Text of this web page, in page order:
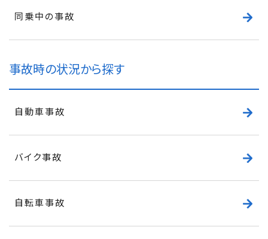
同乗中の事故
事故時の状況から探す
自動車事故
バイク事故
自転車事故